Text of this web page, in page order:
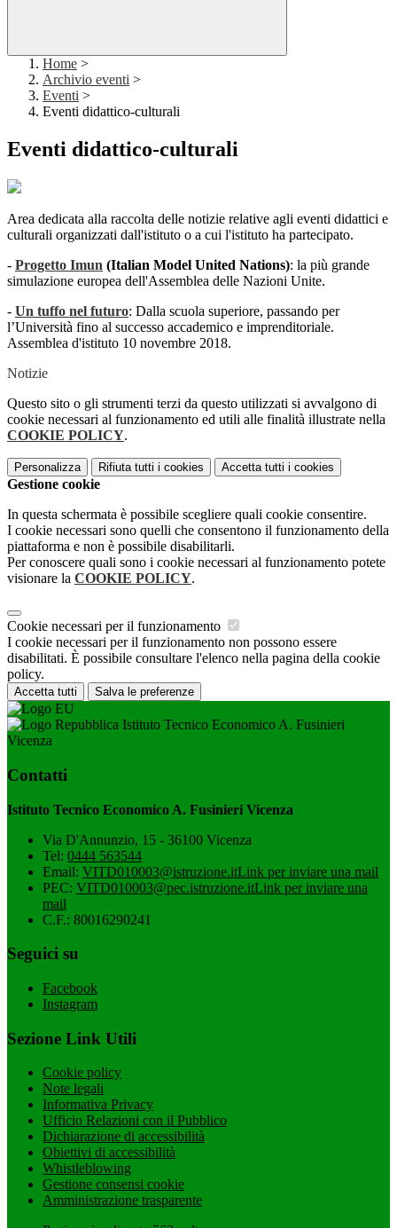
Home >
Archivio eventi >
Eventi >
Eventi didattico-culturali
Eventi didattico-culturali
Area dedicata alla raccolta delle notizie relative agli eventi didattici e
culturali organizzati dall'istituto o a cui l'istituto ha partecipato.
- Progetto Imun (Italian Model United Nations): la più grande
simulazione europea dell'Assemblea delle Nazioni Unite.
- Un tuffo nel futuro: Dalla scuola superiore, passando per
l’Università fino al successo accademico e imprenditoriale.
Assemblea d'istituto 10 novembre 2018.
Notizie
Questo sito o gli strumenti terzi da questo utilizzati si avvalgono di
cookie necessari al funzionamento ed utili alle finalità illustrate nella
COOKIE POLICY.
Personalizza Rifiuta tutti i cookies Accetta tutti i cookies
Gestione cookie
In questa schermata è possibile scegliere quali cookie consentire.
I cookie necessari sono quelli che consentono il funzionamento della
piattaforma e non è possibile disabilitarli.
Per conoscere quali sono i cookie necessari al funzionamento potete
visionare la COOKIE POLICY.
Cookie necessari per il funzionamento
I cookie necessari per il funzionamento non possono essere
disabilitati. È possibile consultare l'elenco nella pagina della cookie
policy.
Accetta tutti Salva le preferenze
Istituto Tecnico Economico A. Fusinieri
Vicenza
Contatti
Istituto Tecnico Economico A. Fusinieri Vicenza
Via D'Annunzio, 15 - 36100 Vicenza
Tel: 0444 563544
Email: VITD010003@istruzione.itLink per inviare una mail
PEC: VITD010003@pec.istruzione.itLink per inviare una
mail
C.F.: 80016290241
Seguici su
Facebook
Instagram
Sezione Link Utili
Cookie policy
Note legali
Informativa Privacy
Ufficio Relazioni con il Pubblico
Dichiarazione di accessibilità
Obiettivi di accessibilità
Whistleblowing
Gestione consensi cookie
Amministrazione trasparente